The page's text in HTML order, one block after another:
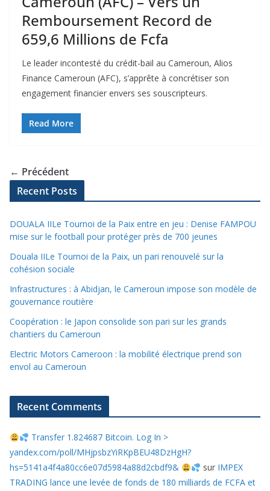
Remboursement Record de
659,6 Millions de Fcfa
Le leader incontesté du crédit-bail au Cameroun, Alios
Finance Cameroun (AFC), s’apprête à concrétiser son
engagement financier envers ses souscripteurs.
Read More
← Précédent
Recent Posts
DOUALA IILe Tournoi de la Paix entre en jeu : Denise FAMPOU
mise sur le football pour protéger près de 700 jeunes
Douala IILe Tournoi de la Paix, un pari renouvelé sur la
cohésion sociale
Infrastructures : à Abidjan, le Cameroun impose son modèle de
gouvernance routière
Coopération : le Japon consolide son pari sur les grands
chantiers du Cameroun
Electric Motors Cameroon : la mobilité électrique prend son
envol au Cameroun
Recent Comments
Transfer 1.824687 Bitcoin. Log In >
yandex.com/poll/MHjpsbzYiRKpBEU48DzHgH?
hs=5141a4f4a80cc6e07d5984a88d2cbdf9&
sur IMPEX
TRADING lance une levée de fonds de 180 milliards de FCFA et